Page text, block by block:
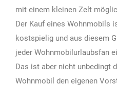
mit einem kleinen Zelt
Der Kauf eines Wohnmobils
kostspielig und aus diesem
jeder Wohnmobilurlaubsfan
Das ist aber nicht unbedingt
Wohnmobil den eigenen